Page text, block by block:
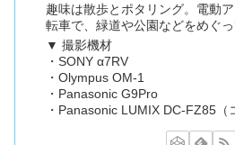
趣味は散歩とポタリング。電動
転車で、緑道や公園などをめぐっ
▼ 撮影機材
・SONY α7RV
・Olympus OM-1
・Panasonic G9Pro
・Panasonic LUMIX DC-FZ85（